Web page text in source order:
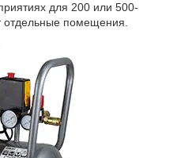
для 200 или 500-
отдельные помещения.